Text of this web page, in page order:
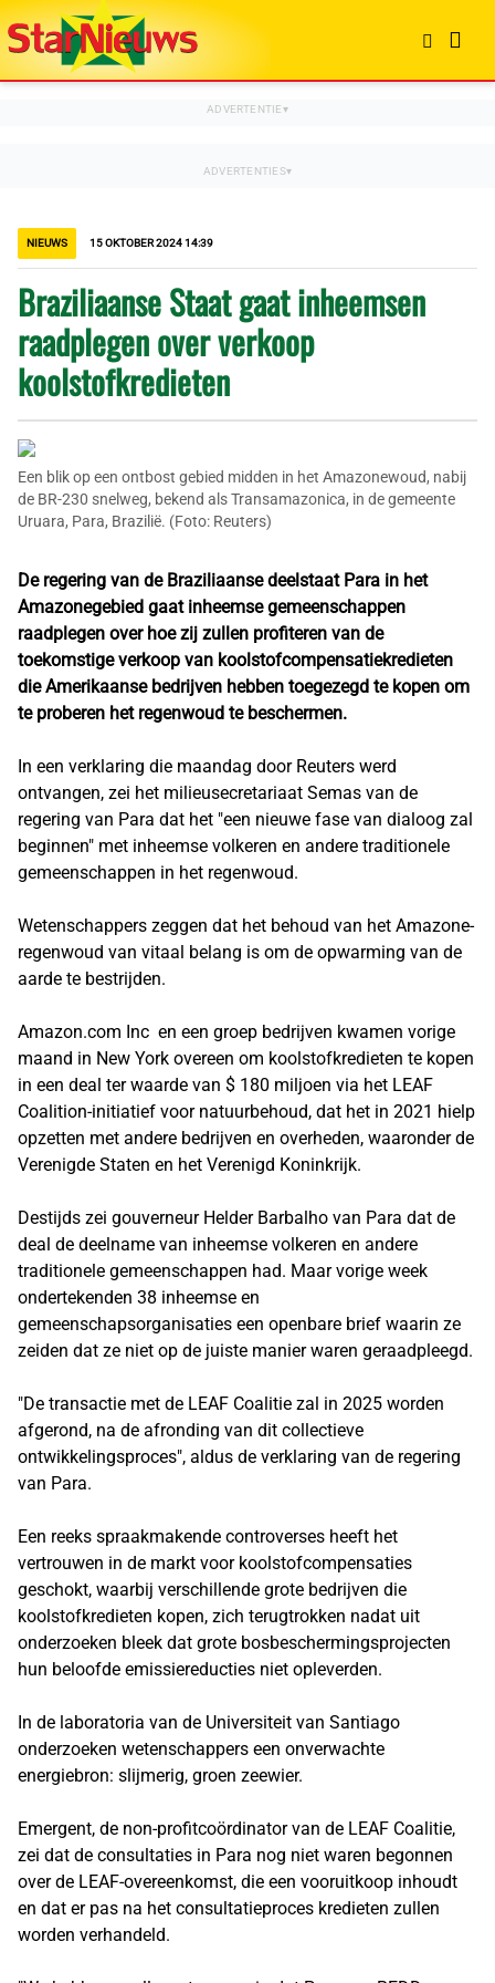
NIEUWS 15 OKTOBER 2024 14:39
Braziliaanse Staat gaat inheemsen
raadplegen over verkoop
koolstofkredieten
Een blik op een ontbost gebied midden in het Amazonewoud, nabij
de BR-230 snelweg, bekend als Transamazonica, in de gemeente
Uruara, Para, Brazilië. (Foto: Reuters)
De regering van de Braziliaanse deelstaat Para in het
Amazonegebied gaat inheemse gemeenschappen
raadplegen over hoe zij zullen profiteren van de
toekomstige verkoop van koolstofcompensatiekredieten
die Amerikaanse bedrijven hebben toegezegd te kopen om
te proberen het regenwoud te beschermen.
In een verklaring die maandag door Reuters werd
ontvangen, zei het milieusecretariaat Semas van de
regering van Para dat het "een nieuwe fase van dialoog zal
beginnen" met inheemse volkeren en andere traditionele
gemeenschappen in het regenwoud.
Wetenschappers zeggen dat het behoud van het Amazone-
regenwoud van vitaal belang is om de opwarming van de
aarde te bestrijden.
Amazon.com Inc en een groep bedrijven kwamen vorige
maand in New York overeen om koolstofkredieten te kopen
in een deal ter waarde van $ 180 miljoen via het LEAF
Coalition-initiatief voor natuurbehoud, dat het in 2021 hielp
opzetten met andere bedrijven en overheden, waaronder de
Verenigde Staten en het Verenigd Koninkrijk.
Destijds zei gouverneur Helder Barbalho van Para dat de
deal de deelname van inheemse volkeren en andere
traditionele gemeenschappen had. Maar vorige week
ondertekenden 38 inheemse en
gemeenschapsorganisaties een openbare brief waarin ze
zeiden dat ze niet op de juiste manier waren geraadpleegd.
"De transactie met de LEAF Coalitie zal in 2025 worden
afgerond, na de afronding van dit collectieve
ontwikkelingsproces", aldus de verklaring van de regering
van Para.
Een reeks spraakmakende controverses heeft het
vertrouwen in de markt voor koolstofcompensaties
geschokt, waarbij verschillende grote bedrijven die
koolstofkredieten kopen, zich terugtrokken nadat uit
onderzoeken bleek dat grote bosbeschermingsprojecten
hun beloofde emissiereducties niet opleverden.
In de laboratoria van de Universiteit van Santiago
onderzoeken wetenschappers een onverwachte
energiebron: slijmerig, groen zeewier.
Emergent, de non-profitcoördinator van de LEAF Coalitie,
zei dat de consultaties in Para nog niet waren begonnen
over de LEAF-overeenkomst, die een vooruitkoop inhoudt
en dat er pas na het consultatieproces kredieten zullen
worden verhandeld.